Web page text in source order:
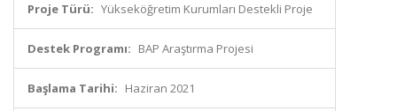
Proje Türü: Yükseköğretim Kurumları Destekli Proje
Destek Programı: BAP Araştırma Projesi
Başlama Tarihi: Haziran 2021